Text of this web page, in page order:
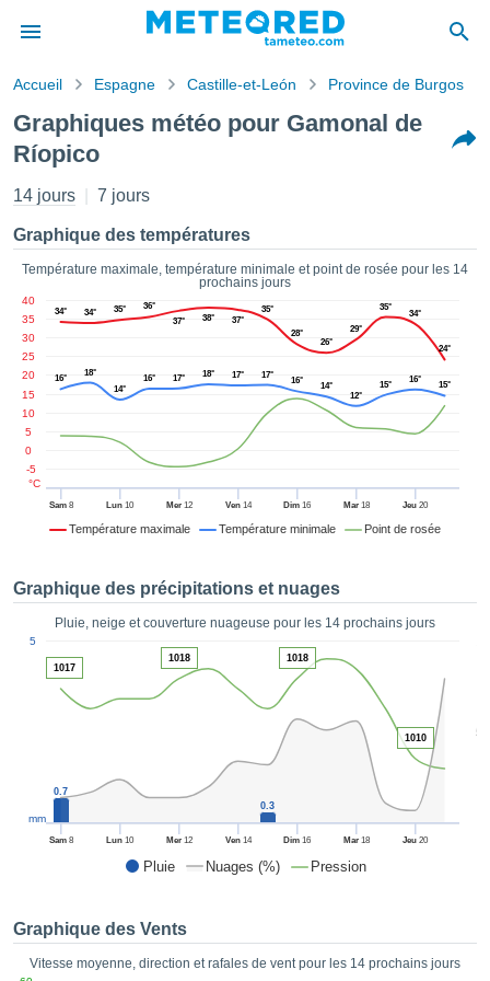
de
a
des
Vous
en
les
:
les
des
par le
de
sur
ACCEPTER
CONTINUER
Accueil Espagne Castille-et-León Province de Burgos
Graphiques météo pour Gamonal de
Ríopico
14 jours 7 jours
Graphique des températures
Température maximale, température minimale et point de rosée pour les 14
prochains jours
Température maximale Température minimale Point de rosée
Sam8 Lun 10 Mer12 Ven14 Dim 16 Mar18 Jeu 20
-5
0
5
10
15
20
25
30
35
40
°C
34° 34° 35°
36°
37°
38° 37°
35°
28°
26°
29°
35°
34°
24°
16°
18°
14°
16° 17° 18° 17° 17°
16°
14°
12°
15°
16°
15°
Graphique des précipitations et nuages
Pluie, neige et couverture nuageuse pour les 14 prochains jours
Pluie Nuages (%) Pression
50
Sam8 Lun 10 Mer12 Ven14 Dim 16 Mar18 Jeu 20
5
mm
0.7
0.3
1017
1018 1018
1010
Graphique des Vents
Vitesse moyenne, direction et rafales de vent pour les 14 prochains jours